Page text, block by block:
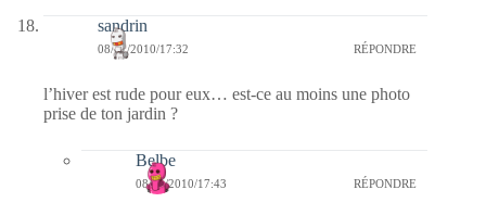
sandrin
08/01/2010/17:32 RÉPONDRE
l’hiver est rude pour eux… est-ce au moins une photo
prise de ton jardin ?
Belbe
08/01/2010/17:43 RÉPONDRE